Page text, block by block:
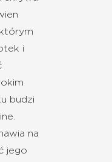
i
budzi
na
jego